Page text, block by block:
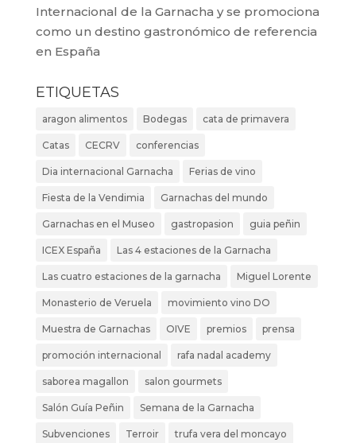
Internacional de la Garnacha y se promociona
como un destino gastronómico de referencia
en España
ETIQUETAS
aragon alimentos Bodegas cata de primavera
Catas CECRV conferencias
Dia internacional Garnacha Ferias de vino
Fiesta de la Vendimia Garnachas del mundo
Garnachas en el Museo gastropasion guia peñin
ICEX España Las 4 estaciones de la Garnacha
Las cuatro estaciones de la garnacha Miguel Lorente
Monasterio de Veruela movimiento vino DO
Muestra de Garnachas OIVE premios prensa
promoción internacional rafa nadal academy
saborea magallon salon gourmets
Salón Guía Peñin Semana de la Garnacha
Subvenciones Terroir trufa vera del moncayo